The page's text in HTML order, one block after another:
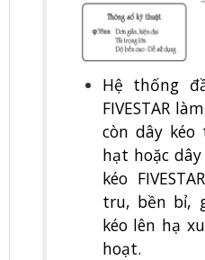
Hệ thống
FIVESTAR
còn dây
hạt hoặc
kéo
tru, bền bỉ,
kéo lên hạ
hoạt.